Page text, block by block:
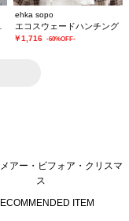
ehka sopo
エコスウェードハンチング
￥1,716 -60%OFF-